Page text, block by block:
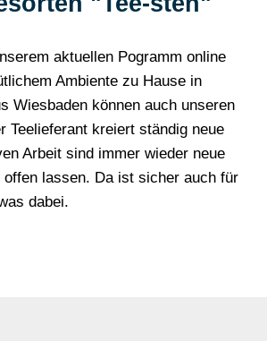
aktuellen Pogramm online
Ambiente zu Hause in
Wiesbaden können auch unseren
Teelieferant kreiert ständig neue
Arbeit sind immer wieder neue
lassen. Da ist sicher auch für
dabei.